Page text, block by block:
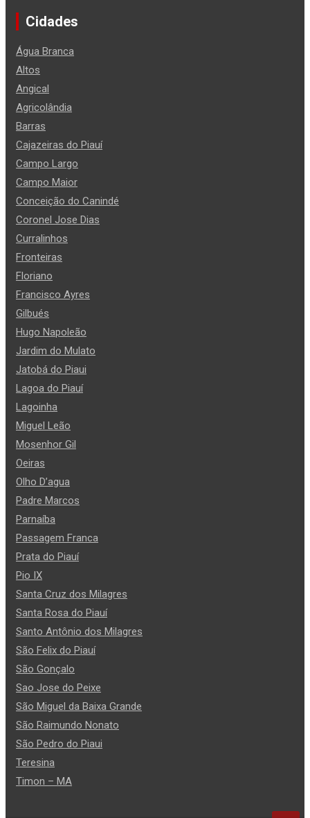
Cidades
Água Branca
Altos
Angical
Agricolândia
Barras
Cajazeiras do Piauí
Campo Largo
Campo Maior
Conceição do Canindé
Coronel Jose Dias
Curralinhos
Fronteiras
Floriano
Francisco Ayres
Gilbués
Hugo Napoleão
Jardim do Mulato
Jatobá do Piaui
Lagoa do Piauí
Lagoinha
Miguel Leão
Mosenhor Gil
Oeiras
Olho D’agua
Padre Marcos
Parnaíba
Passagem Franca
Prata do Piauí
Pio IX
Santa Cruz dos Milagres
Santa Rosa do Piauí
Santo Antônio dos Milagres
São Felix do Piauí
São Gonçalo
Sao Jose do Peixe
São Miguel da Baixa Grande
São Raimundo Nonato
São Pedro do Piaui
Teresina
Timon – MA